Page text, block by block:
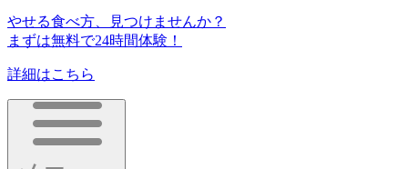
やせる食べ方、見つけませんか？
まずは無料で24時間体験！
詳細はこちら